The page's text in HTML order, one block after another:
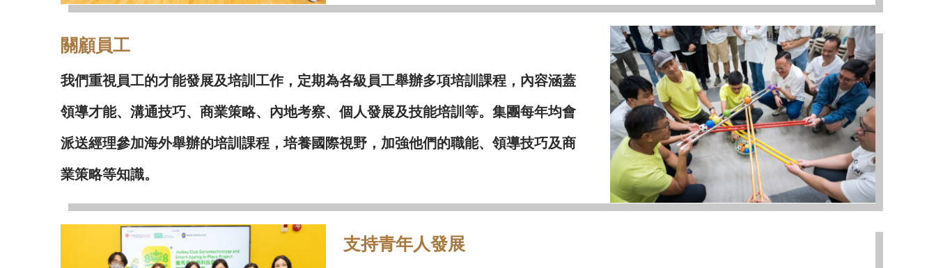
關顧員工
我們重視員工的才能發展及培訓工作，定期為各級員工舉辦多項培訓課程，內容涵蓋
領導才能、溝通技巧、商業策略、內地考察、個人發展及技能培訓等。集團每年均會
派送經理參加海外舉辦的培訓課程，培養國際視野，加強他們的職能、領導技巧及商
業策略等知識。
支持青年人發展